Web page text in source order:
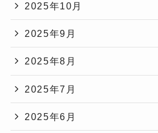
2025年10月
2025年9月
2025年8月
2025年7月
2025年6月